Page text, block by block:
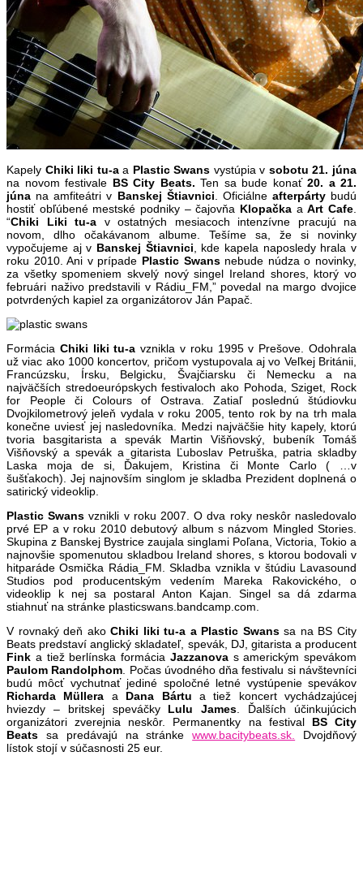
Kapely Chiki liki tu-aa Plastic Swans vystúpia v sobotu 21. júna
na novom festivale BS City Beats. Ten sa bude konať 20. a 21.
júna na amfiteátri v Banskej Štiavnici . Oficiálne afterpártybudú
hostiť obľúbené mestské podniky – čajovňa Klopačka aArt Cafe
“Chiki Liki tu-a v ostatných mesiacoch intenzívne pracujú na
novom, dlho očakávanom albume. Tešíme sa, že si novinky
vypočujeme aj v Banskej Štiavnici , kde kapela naposledy hrala v
roku 2010. Ani v prípade Plastic Swansnebude núdza o novinky,
za všetky spomeniem skvelý nový singel Ireland shores, ktorý vo
februári naživo predstavili v Rádiu_FM,” povedal na margo dvojice
potvrdených kapiel za organizátorov Ján Papač.
Formácia Chiki liki tu-a vznikla v roku 1995 v Prešove. Odohrala
už viac ako 1000 koncertov, pričom vystupovala aj vo Veľkej Británii,
Francúzsku, Írsku, Belgicku, Švajčiarsku či Nemecku a na
najväčších stredoeurópskych festivaloch ako Pohoda, Sziget, Rock
for People či Colours of Ostrava. Zatiaľ poslednú štúdiovku
Dvojkilometrový jeleň vydala v roku 2005, tento rok by na trh mala
konečne uviesť jej nasledovníka. Medzi najväčšie hity kapely, ktorú
tvoria basgitarista a spevák Martin Višňovský, bubeník Tomáš
Višňovský a spevák a gitarista Ľuboslav Petruška, patria skladby
Laska moja de si, Ďakujem, Kristina či Monte Carlo ( …v
šušťakoch). Jej najnovším singlom je skladba Prezident doplnená o
satirický videoklip.
Plastic Swans vznikli v roku 2007. O dva roky neskôr nasledovalo
prvé EP a v roku 2010 debutový album s názvom Mingled Stories.
Skupina z Banskej Bystrice zaujala singlami Poľana, Victoria, Tokio a
najnovšie spomenutou skladbou Ireland shores, s ktorou bodovali v
hitparáde Osmička Rádia_FM. Skladba vznikla v štúdiu Lavasound
Studios pod producentským vedením Mareka Rakovického, o
videoklip k nej sa postaral Anton Kajan. Singel sa dá zdarma
stiahnuť na stránke plasticswans.bandcamp.com.
V rovnaký deň akoChiki liki tu-a a Plastic Swanssa na BS City
Beats predstaví anglický skladateľ, spevák, DJ, gitarista a producent
Fink a tiež berlínska formácia Jazzanovas americkým spevákom
Paulom Randolphom . Počas úvodného dňa festivalu si návštevníci
budú môcť vychutnať jediné spoločné letné vystúpenie spevákov
Richarda
Müllera a Dana Bártu a tiež koncert vychádzajúcej
hviezdy – britskej speváčky Lulu James . Ďalších účinkujúcich
organizátori zverejnia neskôr. Permanentky na festival BS City
Beats sa predávajú na stránkewww.bacitybeats.sk.
Dvojdňový
lístok stojí v súčasnosti 25 eur.